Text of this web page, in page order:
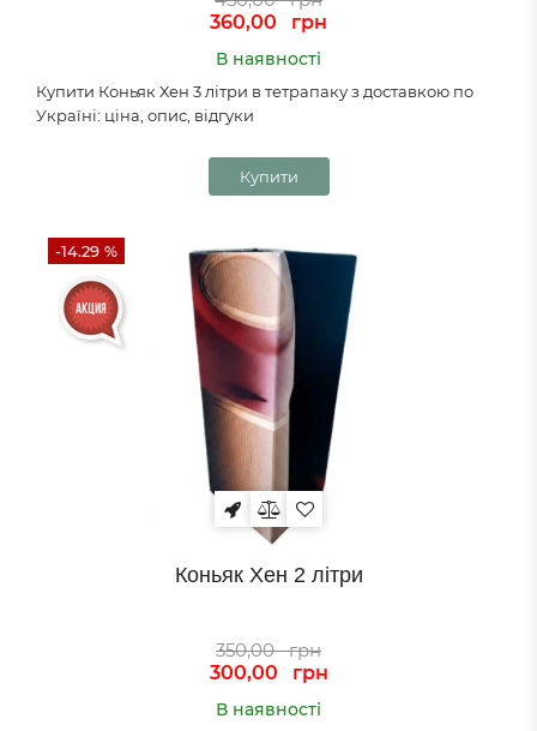
360,00
грн
В наявності
Купити Коньяк Хен 3 літри в тетрапаку з доставкою по
Україні: ціна, опис, відгуки
Купити
-14.29 %
Коньяк Хен 2 літри
350,00
грн
300,00
грн
В наявності